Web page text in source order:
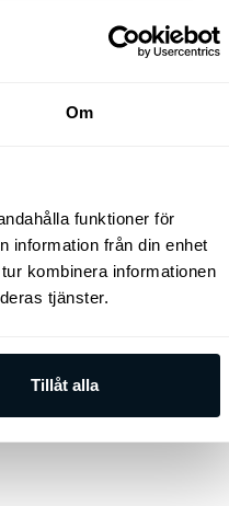
Om
funktioner för
information från din enhet
kombinera informationen
tjänster.
Tillåt alla